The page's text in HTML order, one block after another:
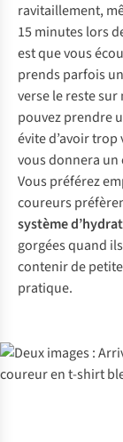
ravitaillement,
15 minutes lors
est que vous
prends parfois un
verse le reste sur
pouvez prendre
évite d’avoir trop
vous donnera un
Vous préférez
coureurs
système
gorgées quand
contenir de
pratique.